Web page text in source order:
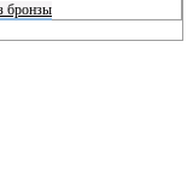
бронзы